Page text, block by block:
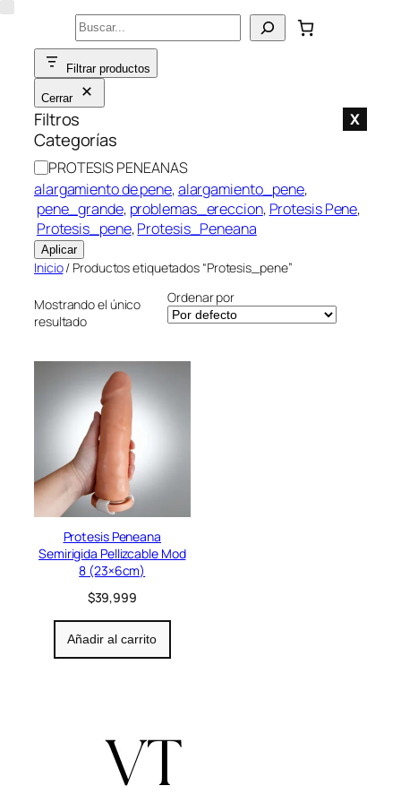
contenido
Buscar
Filtrar productos
Cerrar
Filtros X
Categorías
C
a
t
e
g
o
í
a
PROTESIS PENEANAS
alargamiento de pene, alargamiento_pene,
pene_grande, problemas_ereccion, Protesis Pene,
Protesis_pene, Protesis_Peneana
Aplicar
Inicio/ Productos etiquetados “Protesis_pene”
Mostrando el único
resultado
Ordenar por
Protesis Peneana
Semirigida Pellizcable Mod
8 (23×6cm)
$39,999
Añadir al carrito